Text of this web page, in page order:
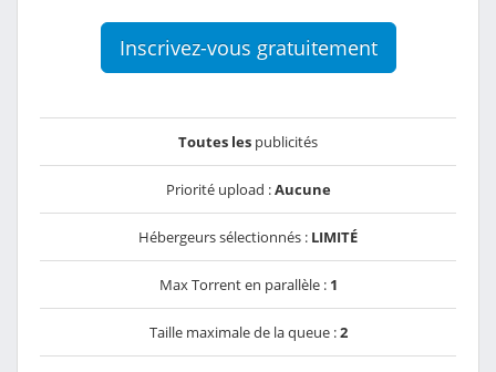
Inscrivez-vous gratuitement
Toutes les publicités
Priorité upload :Aucune
Hébergeurs sélectionnés : LIMITÉ
Max Torrent en parallèle : 1
Taille maximale de la queue :2